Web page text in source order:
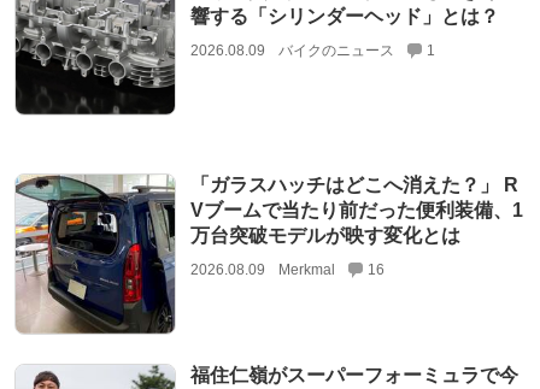
響する「シリンダーヘッド」とは？
2026.08.09 バイクのニュース 1
「ガラスハッチはどこへ消えた？」 R
Vブームで当たり前だった便利装備、1
万台突破モデルが映す変化とは
2026.08.09 Merkmal 16
福住仁嶺がスーパーフォーミュラで今